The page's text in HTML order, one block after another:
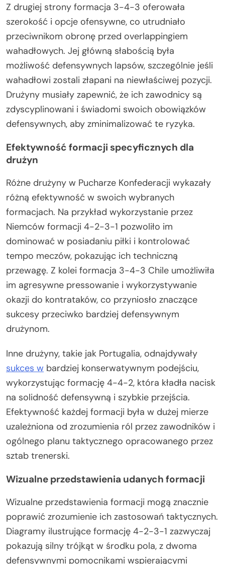
Z drugiej strony formacja 3-4-3 oferowała
szerokość i opcje ofensywne, co utrudniało
przeciwnikom obronę przed overlappingiem
wahadłowych. Jej główną słabością była
możliwość defensywnych lapsów, szczególnie jeśli
wahadłowi zostali złapani na niewłaściwej pozycji.
Drużyny musiały zapewnić, że ich zawodnicy są
zdyscyplinowani i świadomi swoich obowiązków
defensywnych, aby zminimalizować te ryzyka.
Efektywność formacji specyficznych dla
drużyn
Różne drużyny w Pucharze Konfederacji wykazały
różną efektywność w swoich wybranych
formacjach. Na przykład wykorzystanie przez
Niemców formacji 4-2-3-1 pozwoliło im
dominować w posiadaniu piłki i kontrolować
tempo meczów, pokazując ich techniczną
przewagę. Z kolei formacja 3-4-3 Chile umożliwiła
im agresywne pressowanie i wykorzystywanie
okazji do kontrataków, co przyniosło znaczące
sukcesy przeciwko bardziej defensywnym
drużynom.
Inne drużyny, takie jak Portugalia, odnajdywały
sukces w bardziej konserwatywnym podejściu,
wykorzystując formację 4-4-2, która kładła nacisk
na solidność defensywną i szybkie przejścia.
Efektywność każdej formacji była w dużej mierze
uzależniona od zrozumienia ról przez zawodników i
ogólnego planu taktycznego opracowanego przez
sztab trenerski.
Wizualne przedstawienia udanych formacji
Wizualne przedstawienia formacji mogą znacznie
poprawić zrozumienie ich zastosowań taktycznych.
Diagramy ilustrujące formację 4-2-3-1 zazwyczaj
pokazują silny trójkąt w środku pola, z dwoma
defensywnymi pomocnikami wspierającymi